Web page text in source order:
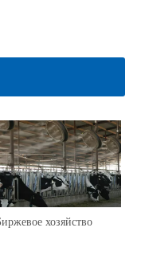
хозяйство